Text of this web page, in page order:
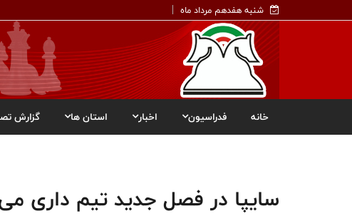
شنبه هفدهم مرداد ماه
خانه فدراسیون اخبار استان ها گزارش
سایپا در فصل جدید تیم داری